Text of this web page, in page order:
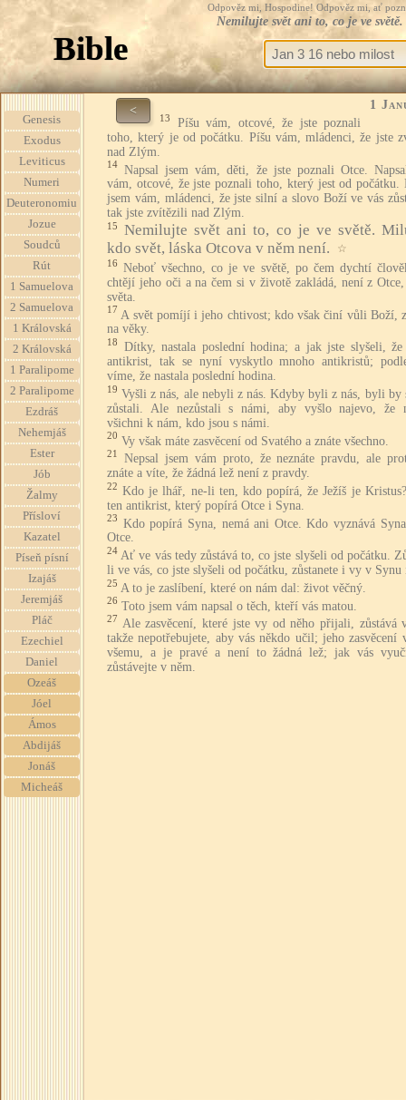
Odpověz mi, Hospodine! Odpověz mi, ať
Nemilujte svět ani to, co je ve
Bible
Genesis
Exodus
Leviticus
Numeri
Deuteronomiu
Jozue
Soudců
Rút
1 Samuelova
2 Samuelova
1 Královská
2 Královská
1 Paralipome
2 Paralipome
Ezdráš
Nehemjáš
Ester
Jób
Žalmy
Přísloví
Kazatel
Píseň písní
Izajáš
Jeremjáš
Pláč
Ezechiel
Daniel
Ozeáš
Jóel
Ámos
Abdijáš
Jonáš
Micheáš
< 1
13
Píšu vám, otcové, že jste poznali
toho, který je od počátku. Píšu vám, mládenci, že jste
nad Zlým.
14 Napsal jsem vám, děti, že jste poznali Otce.
vám, otcové, že jste poznali toho, který jest od počátku.
jsem vám, mládenci, že jste silní a slovo Boží ve vás
tak jste zvítězili nad Zlým.
15
Nemilujte svět ani to, co je ve světě.
kdo svět, láska Otcova v něm není.
☆
16 Neboť všechno, co je ve světě, po čem dychtí
chtějí jeho oči a na čem si v životě zakládá, není z
světa.
17 A svět pomíjí i jeho chtivost; kdo však činí vůli Boží,
na věky.
18
Dítky, nastala poslední hodina; a jak jste slyšeli,
antikrist, tak se nyní vyskytlo mnoho antikristů;
víme, že nastala poslední hodina.
19 Vyšli z nás, ale nebyli z nás. Kdyby byli z nás, byli by
zůstali. Ale nezůstali s námi, aby vyšlo najevo, že
všichni k nám, kdo jsou s námi.
20 Vy však máte zasvěcení od Svatého a znáte všechno.
21
Nepsal jsem vám proto, že neznáte pravdu, ale
znáte a víte, že žádná lež není z pravdy.
22 Kdo je lhář, ne-li ten, kdo popírá, že Ježíš je
ten antikrist, který popírá Otce i Syna.
23 Kdo popírá Syna, nemá ani Otce. Kdo vyznává
Otce.
24 Ať ve vás tedy zůstává to, co jste slyšeli od počátku.
li ve vás, co jste slyšeli od počátku, zůstanete i vy v
25 A to je zaslíbení, které on nám dal: život věčný.
26 Toto jsem vám napsal o těch, kteří vás matou.
27 Ale zasvěcení, které jste vy od něho přijali, zůstává
takže nepotřebujete, aby vás někdo učil; jeho zasvěcení
všemu, a je pravé a není to žádná lež; jak vás
zůstávejte v něm.